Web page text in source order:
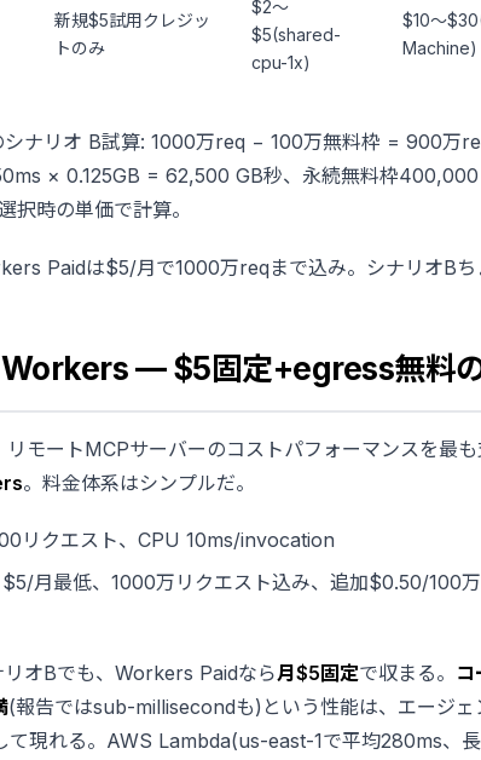
新規$5試用クレジッ
トのみ
$2〜
$5(shared-
cpu-1x)
$10〜
Machine)
ナリオ B試算: 1000万req − 100万無料枠 = 900万
× 0.125GB = 62,500 GB秒、永続無料枠400,000
択時の単価で計算。
Paidは$5/月で1000万reqまで込み。シナリオBち
— $5固定+egress無料
モートMCPサーバーのコストパフォーマンスを最
。料金体系はシンプルだ。
リクエスト、CPU 10ms/invocation
月最低、1000万リクエスト込み、追加$0.50/100万
オBでも、Workers Paidなら月$5固定で収まる。
(報告ではsub-millisecondも)という性能は、エージ
て現れる。AWS Lambda(us-east-1で平均280ms、